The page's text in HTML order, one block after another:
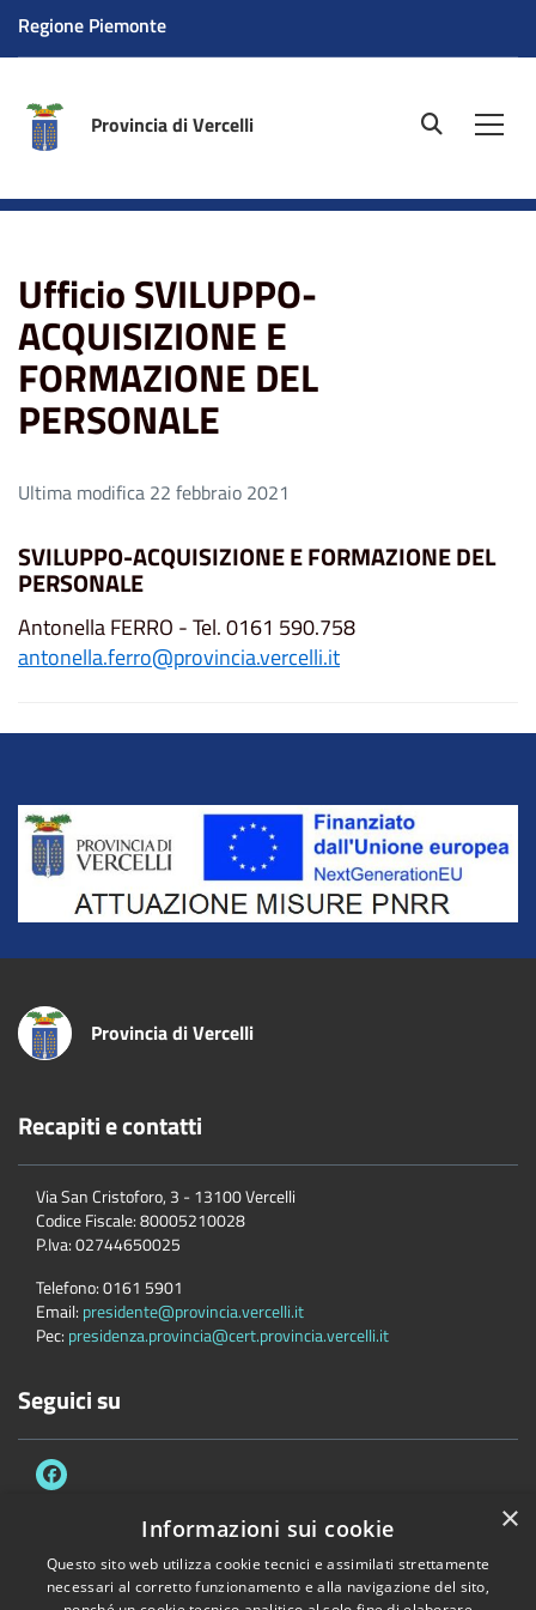
Regione Piemonte
Provincia di Vercelli site.searc
DEL PERSONALE
Ufficio SVILUPPO-
ACQUISIZIONE E
FORMAZIONE DEL
PERSONALE
Ultima modifica 22 febbraio 2021
SVILUPPO-ACQUISIZIONE E FORMAZIONE DEL
PERSONALE
Antonella FERRO - Tel. 0161 590.758
antonella.ferro@provincia.vercelli.it
Title
Provincia di Vercelli
Recapiti e contatti
Via San Cristoforo, 3 - 13100 Vercelli
Codice Fiscale:80005210028
P.Iva:02744650025
Telefono:0161 5901
Email: presidente@provincia.vercelli.it
Pec: presidenza.provincia@cert.provincia.vercelli.it
Seguici su
Accessibilità Privacy Cookie
Mappa del sito
×
Informazioni sui cookie
Questo sito web utilizza cookie tecnici e assimilati strettamente
necessari al corretto funzionamento e alla navigazione del sito,